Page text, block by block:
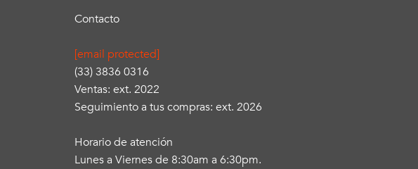
Contacto
[email protected]
(33) 3836 0316
Ventas: ext. 2022
Seguimiento a tus compras: ext. 2026
Horario de atención
Lunes a Viernes de 8:30am a 6:30pm.